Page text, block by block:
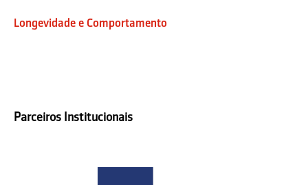
Longevidade e Comportamento
Parceiros Institucionais